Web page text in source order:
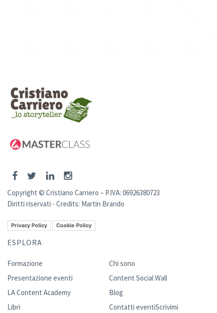
Copyright © Cristiano Carriero – P.IVA: 06926380723
Diritti riservati - Credits: Martin Brando
Privacy Policy Cookie Policy
ESPLORA
Formazione
Presentazione eventi
LA Content Academy
Libri
Chi sono
Content Social Wall
Blog
Contatti eventiScrivimi